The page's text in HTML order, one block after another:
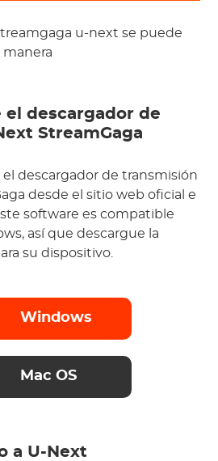
u-next se puede
manera
el descargador de
StreamGaga
el descargador de transmisión
desde el sitio web oficial e
software es compatible
así que descargue la
su dispositivo.
Windows
Mac OS
a U-Next